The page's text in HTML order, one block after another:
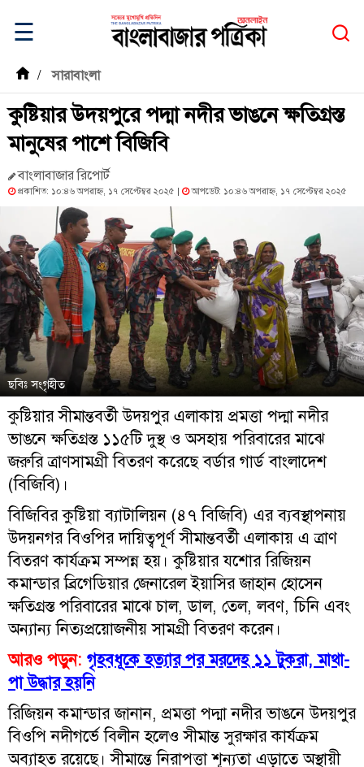
☰
/ সারাবাংলা
কুষ্টিয়ার উদয়পুরে পদ্মা নদীর ভাঙনে ক্ষতিগ্রস্ত
মানুষের পাশে বিজিবি
বাংলাবাজার রিপোর্ট
প্রকাশিত: ১০:৪৬ অপরাহ্ন, ১৭ সেপ্টেম্বর ২০২৫ | আপডেট: ১০:৪৬ অপরাহ্ন, ১৭ সেপ্টেম্বর ২০২৫
ছবিঃ সংগৃহীত
কুষ্টিয়ার সীমান্তবর্তী উদয়পুর এলাকায় প্রমত্তা পদ্মা নদীর
ভাঙনে ক্ষতিগ্রস্ত ১১৫টি দুস্থ ও অসহায় পরিবারের মাঝে
জরুরি ত্রাণসামগ্রী বিতরণ করেছে বর্ডার গার্ড বাংলাদেশ
(বিজিবি)।
বিজিবির কুষ্টিয়া ব্যাটালিয়ন (৪৭ বিজিবি) এর ব্যবস্থাপনায়
উদয়নগর বিওপির দায়িত্বপূর্ণ সীমান্তবর্তী এলাকায় এ ত্রাণ
বিতরণ কার্যক্রম সম্পন্ন হয়। কুষ্টিয়ার যশোর রিজিয়ন
কমান্ডার ব্রিগেডিয়ার জেনারেল ইয়াসির জাহান হোসেন
ক্ষতিগ্রস্ত পরিবারের মাঝে চাল, ডাল, তেল, লবণ, চিনি এবং
অন্যান্য নিত্যপ্রয়োজনীয় সামগ্রী বিতরণ করেন।
আরও পড়ুন: গৃহবধূকে হত্যার পর মরদেহ ১১ টুকরা, মাথা-
পা উদ্ধার হয়নি
রিজিয়ন কমান্ডার জানান, প্রমত্তা পদ্মা নদীর ভাঙনে উদয়পুর
বিওপি নদীগর্ভে বিলীন হলেও সীমান্ত সুরক্ষার কার্যক্রম
অব্যাহত রয়েছে। সীমান্তে নিরাপত্তা শূন্যতা এড়াতে অস্থায়ী